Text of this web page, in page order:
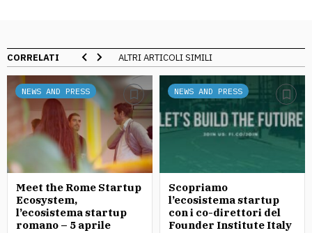
CORRELATI ALTRI ARTICOLI SIMILI
NEWS AND PRESS
Meet the Rome Startup
Ecosystem,
l’ecosistema startup
romano – 5 aprile
NEWS AND PRESS
Scopriamo
l’ecosistema startup
con i co-direttori del
Founder Institute Italy